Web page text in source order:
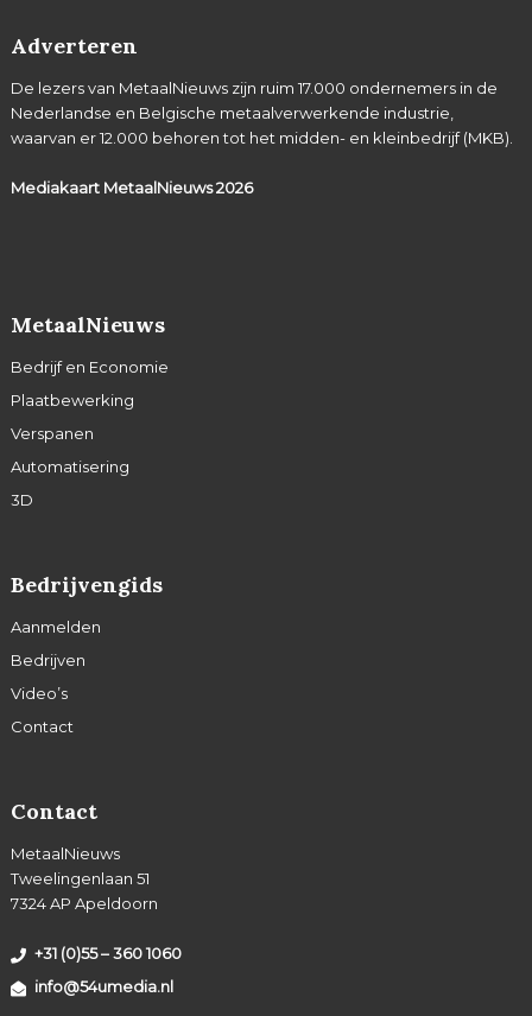
Adverteren
De lezers van MetaalNieuws zijn ruim 17.000 ondernemers in de
Nederlandse en Belgische metaalverwerkende industrie,
waarvan er 12.000 behoren tot het midden- en kleinbedrijf (MKB).
Mediakaart MetaalNieuws2026
MetaalNieuws
Bedrijf en Economie
Plaatbewerking
Verspanen
Automatisering
3D
Bedrijvengids
Aanmelden
Bedrijven
Video’s
Contact
Contact
MetaalNieuws
Tweelingenlaan 51
7324 AP Apeldoorn
+31 (0)55 – 360 1060
info@54umedia.nl